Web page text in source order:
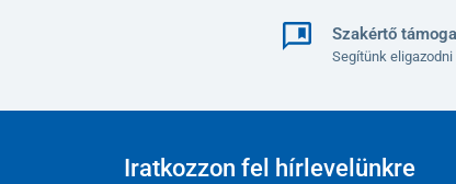
Szakértő
Segítünk
Iratkozzon fel hírlevelünkre